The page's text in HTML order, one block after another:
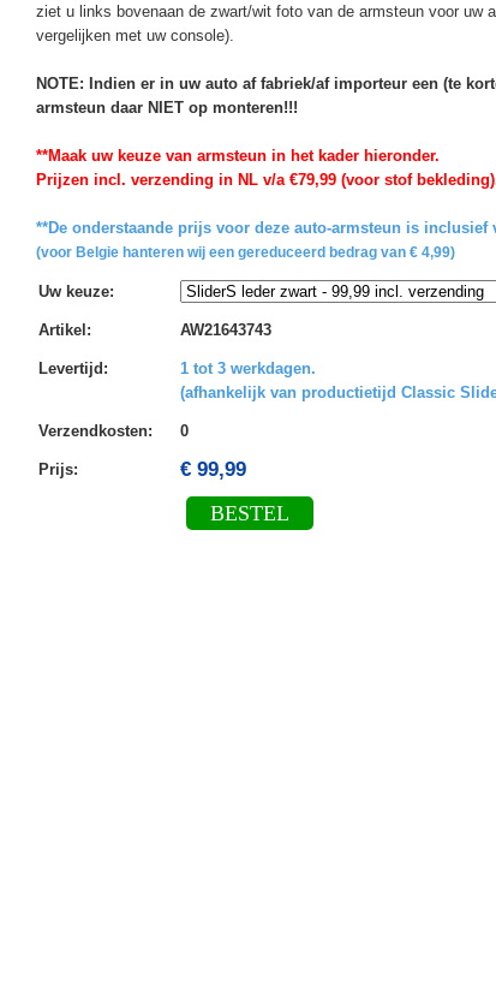
ziet u links bovenaan de zwart/wit foto van de armsteun voor uw
vergelijken met uw console).
NOTE: Indien er in uw auto af fabriek/af importeur een (te
armsteun daar NIET op monteren!!!
**Maak uw keuze van armsteun in het kader hieronder.
Prijzen incl. verzending in NL v/a €79,99 (voor stof
**De onderstaande prijs voor deze auto-armsteun is inclusief
(voor Belgie hanteren wij een gereduceerd bedrag van € 4,99)
Uw keuze:
Artikel : AW21643743
Levertijd :
1 tot 3 werkdagen.
(afhankelijk van productietijd Classic
Verzendkosten: 0
Prijs: € 99,99
BESTEL